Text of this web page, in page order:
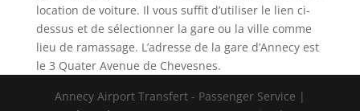
location de voiture. Il vous suffit d’utiliser le lien ci-
dessus et de sélectionner la gare ou la ville comme
lieu de ramassage. L’adresse de la gare d’Annecy est
le 3 Quater Avenue de Chevesnes.
Annecy Airport Transfert - Passenger Service |